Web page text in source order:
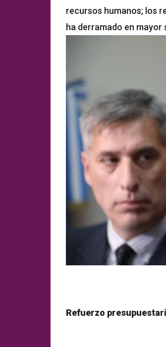
recursos humanos; los
ha derramado en
Refuerzo